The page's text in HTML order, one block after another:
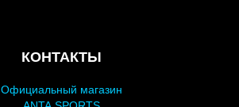
КОНТАКТЫ
Официальный магазин